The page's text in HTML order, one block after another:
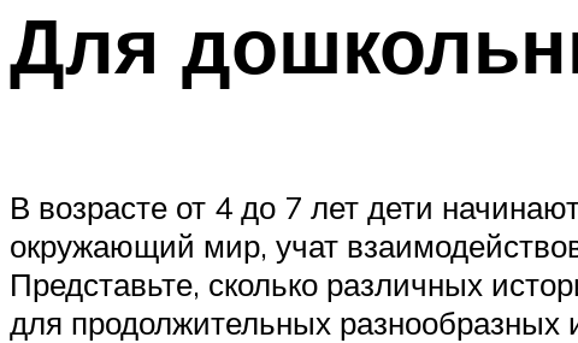
Для
В возрасте от 4 до 7 лет дети
окружающий мир, учат
Представьте, сколько различных
для продолжительных разнообразных